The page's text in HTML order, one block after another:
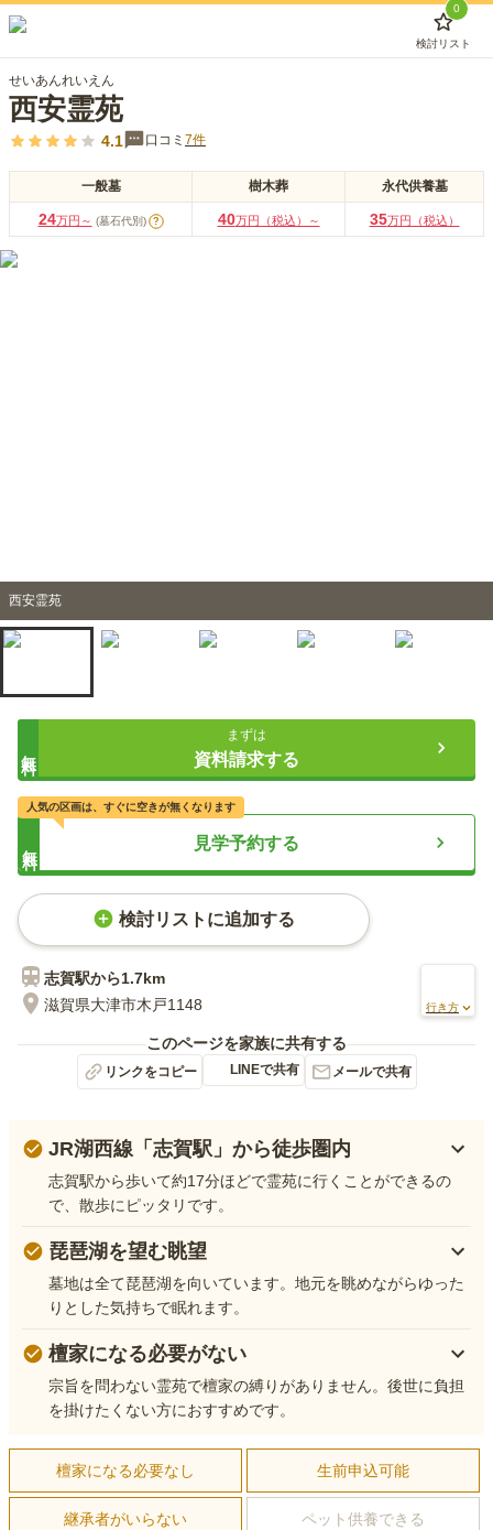
0
検討リスト
せいあんれいえん
西安霊苑
4.1 口コミ 7件
一般墓 樹木葬 永代供養墓
24万円～ (墓石代別) ? 40万円（税込）～ 35万円（税込）
西安霊苑
まずは
資料請求する
見学予約する
人気の区画は、すぐに空きが無くなります
検討リストに追加する
志賀駅から1.7km
滋賀県大津市木戸1148
行き方
このページを家族に共有する
リンクをコピー LINEで共有 メールで共有
JR湖西線「志賀駅」から徒歩圏内
志賀駅から歩いて約17分ほどで霊苑に行くことができるの
で、散歩にピッタリです。
琵琶湖を望む眺望
墓地は全て琵琶湖を向いています。地元を眺めながらゆった
りとした気持ちで眠れます。
檀家になる必要がない
宗旨を問わない霊苑で檀家の縛りがありません。後世に負担
を掛けたくない方におすすめです。
檀家になる必要なし 生前申込可能
継承者がいらない ペット供養できる